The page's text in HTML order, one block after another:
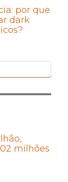
por que
dark
milhões